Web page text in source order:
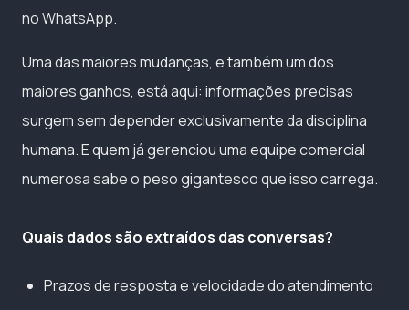
no WhatsApp.
Uma das maiores mudanças, e também um dos
maiores ganhos, está aqui: informações precisas
surgem sem depender exclusivamente da disciplina
humana. E quem já gerenciou uma equipe comercial
numerosa sabe o peso gigantesco que isso carrega.
Quais dados são extraídos das conversas?
Prazos de resposta e velocidade do atendimento